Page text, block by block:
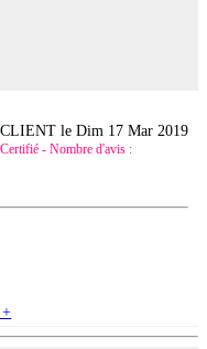
CLIENT leDim 17 Mar 2019
- Nombre d'avis :
+